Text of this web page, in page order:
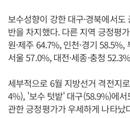
보수성향이 강한 대구·경북에서
반을 차지했다. 다른 지역 긍정평
원·제주 64.7%, 인천·경기 58.5%,
서울 57.0%, 대전·세종·충청
세부적으로 6월 지방선거 격전지
4%), '보수 텃밭' 대구(58.9%)에
관한 긍정평가가 우세하게 나타났